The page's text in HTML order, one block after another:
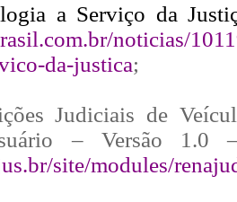
a Serviço da
noticias/
da-justica;
Judiciais de
– Versão 1.0
site/modules/